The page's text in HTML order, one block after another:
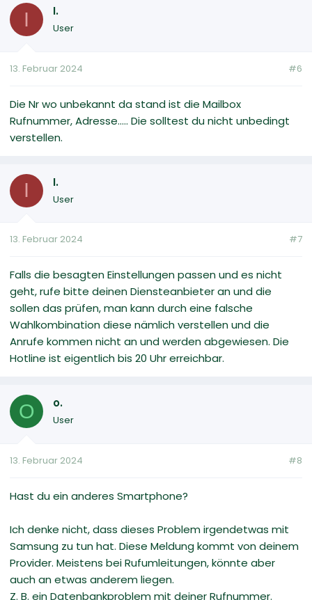
I I.
User
13. Februar 2024 #6
Die Nr wo unbekannt da stand ist die Mailbox
Rufnummer, Adresse..... Die solltest du nicht unbedingt
verstellen.
I I.
User
13. Februar 2024 #7
Falls die besagten Einstellungen passen und es nicht
geht, rufe bitte deinen Diensteanbieter an und die
sollen das prüfen, man kann durch eine falsche
Wahlkombination diese nämlich verstellen und die
Anrufe kommen nicht an und werden abgewiesen. Die
Hotline ist eigentlich bis 20 Uhr erreichbar.
O o.
User
13. Februar 2024 #8
Hast du ein anderes Smartphone?
Ich denke nicht, dass dieses Problem irgendetwas mit
Samsung zu tun hat. Diese Meldung kommt von deinem
Provider. Meistens bei Rufumleitungen, könnte aber
auch an etwas anderem liegen.
Z. B. ein Datenbankproblem mit deiner Rufnummer.